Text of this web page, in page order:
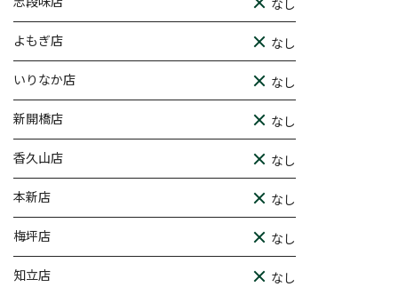
なし
よもぎ店 なし
いりなか店 なし
新開橋店 なし
香久山店 なし
本新店 なし
梅坪店 なし
知立店 なし